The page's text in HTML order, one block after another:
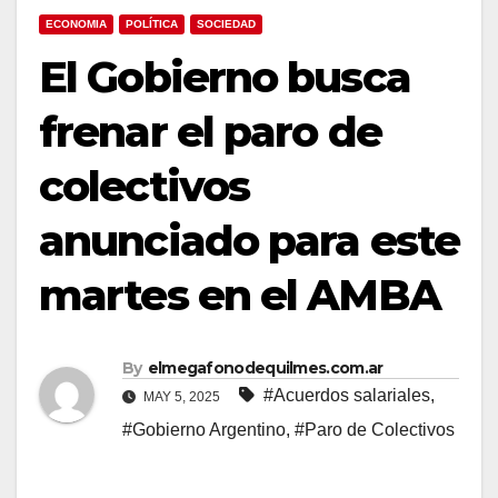
ECONOMIA POLÍTICA SOCIEDAD
El Gobierno busca
frenar el paro de
colectivos
anunciado para este
martes en el AMBA
By elmegafonodequilmes.com.ar
MAY 5, 2025 #Acuerdos salariales,
#Gobierno Argentino, #Paro de Colectivos